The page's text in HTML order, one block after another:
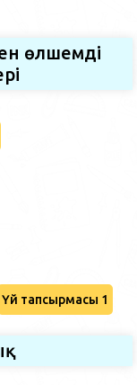
өлшемді
Үй тапсырмасы 1